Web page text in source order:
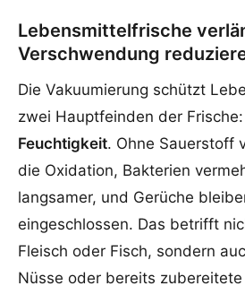
Lebensmittelfrische
Verschwendung
Die Vakuumierung schützt
zwei Hauptfeinden der Frische:
Feuchtigkeit. Ohne Sauerstoff
die Oxidation, Bakterien
langsamer, und Gerüche
eingeschlossen. Das betrifft
Fleisch oder Fisch, sondern
Nüsse oder bereits zubereitete